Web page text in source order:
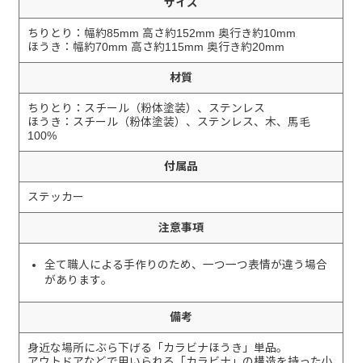
ちりとり：幅約85mm 高さ約152mm 奥行き約10mm
ほうき：幅約70mm 高さ約115mm 奥行き約20mm
材質
ちりとり：スチール（粉体塗装）、ステンレス
ほうき：スチール（粉体塗装）、ステンレス、木、馬毛
100%
付属品
ステッカー
注意事項
全て職人による手作りのため、一つ一つ表情が違う場合
があります。
備考
身近な場所にぶら下げる「カラビナほうき」単品。